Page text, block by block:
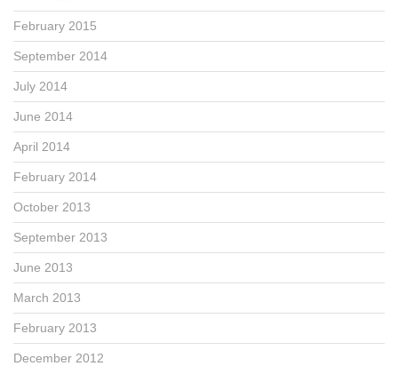
February 2015
September 2014
July 2014
June 2014
April 2014
February 2014
October 2013
September 2013
June 2013
March 2013
February 2013
December 2012